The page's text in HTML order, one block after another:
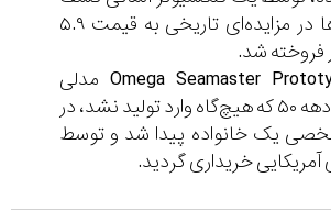
شد و بعدها در مزایده‌ای تاریخی به قیمت ۵.۹
فروخته شد.
Omega Seamaster Prototype 1950s مدلی
آزمایشی از دهه ۵۰ که هیچ‌گاه وارد تولید نشد، در
یک خانواده پیدا شد و توسط
خریداری گردید.